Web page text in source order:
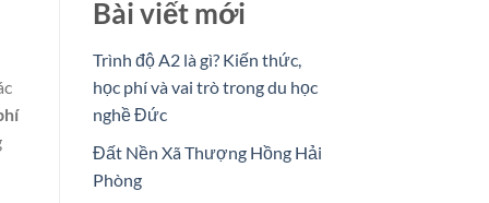
Bài viết mới
Trình độ A2 là gì? Kiến thức,
học phí và vai trò trong du học
nghề Đức
Đất Nền Xã Thượng Hồng Hải
Phòng